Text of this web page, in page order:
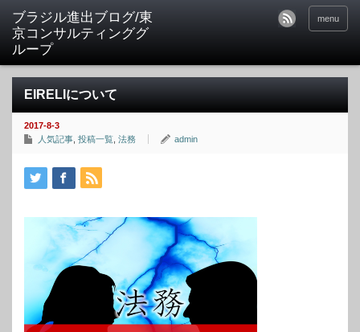
ブラジル進出ブログ/東
京コンサルティンググ
ループ
menu
EIRELIについて
2017-8-3
人気記事 投稿一覧 法務 admin